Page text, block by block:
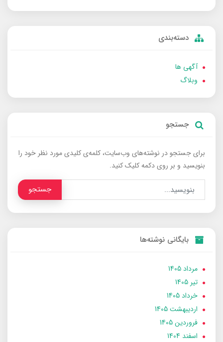
دسته‌بندی
آگهی ها
وبلاگ
جستجو
برای جستجو در نوشته‌های وب‌سایت، کلمه‌ی کلیدی مورد نظر خود را
بنویسید و بر روی دکمه کلیک کنید.
جستجو
بایگانی نوشته‌ها
مرداد 1405
تير 1405
خرداد 1405
ارديبهشت 1405
فروردین 1405
اسفند 1404